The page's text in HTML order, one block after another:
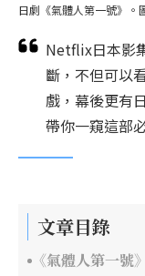
日劇《氣體人第一號》。
Netflix日本影
斷，不但可以
戲，幕後更有
帶你一窺這部
文章目錄
《氣體人第一號